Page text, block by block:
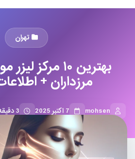
تهران
بهترین ۱۰ مرکز
مرزداران +
mohsen 7 اکتبر 2025 3 دقیقه مطالعه